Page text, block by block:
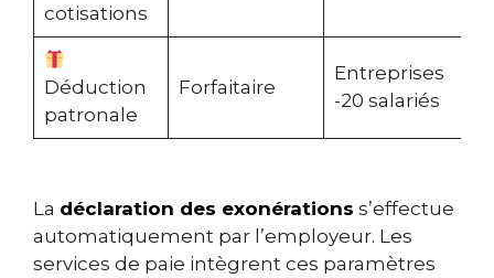
cotisations
Déduction
patronale
Forfaitaire
Entreprises
-20 salariés
La déclaration des exonérations s’effectue
automatiquement par l’employeur. Les
services de paie intègrent ces paramètres